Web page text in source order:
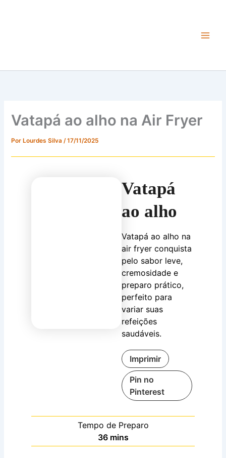
Vatapá ao alho na Air Fryer
Por Lourdes Silva/17/11/2025
Vatapá
ao alho
Vatapá ao alho na
air fryer conquista
pelo sabor leve,
cremosidade e
preparo prático,
perfeito para
variar suas
refeições
saudáveis.
Imprimir
Pin no
Pinterest
Tempo de Preparo
36minutes
mins